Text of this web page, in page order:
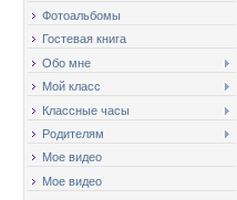
Фотоальбомы
Гостевая книга
Обо мне
Мой класс
Классные часы
Родителям
Мое видео
Мое видео